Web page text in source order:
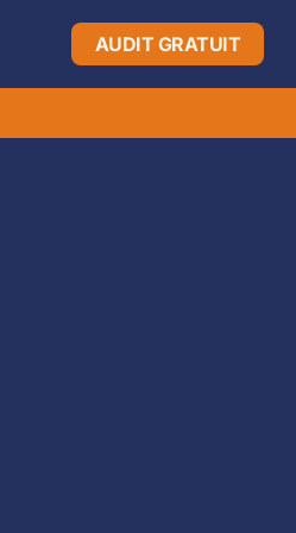
AUDIT GRATUIT